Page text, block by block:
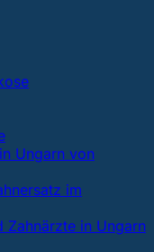
Ungarn von
im
Zahnärzte in Ungarn